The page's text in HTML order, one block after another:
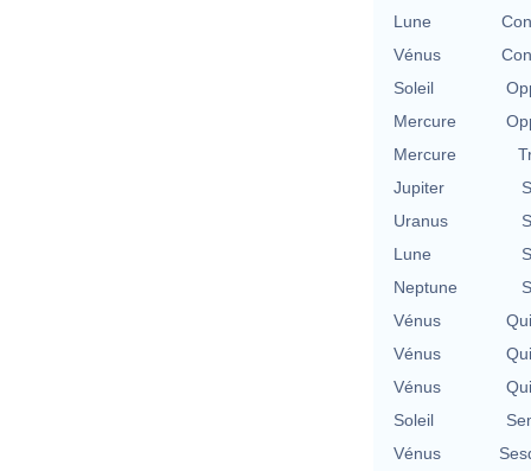
Lune
Vénus
Soleil
Mercure
Mercure
Jupiter
Uranus
Lune
Neptune
Vénus
Vénus
Vénus
Soleil
Vénus